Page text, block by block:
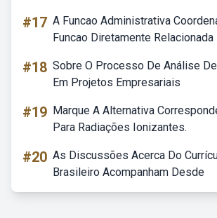
#17 A Funcao Administrativa
Funcao Diretamente Relacionada
#18 Sobre O Processo De Análise
Em Projetos Empresariais
#19 Marque A Alternativa
Para Radiações Ionizantes.
#20 As Discussões Acerca Do
Brasileiro Acompanham Desde